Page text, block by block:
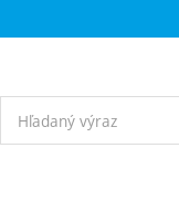
Vyhľadávanie